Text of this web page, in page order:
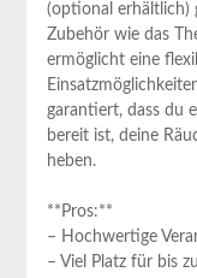
(optional erhältlich)​
Zubehör wie das
ermöglicht⁤ eine
garantiert, dass du
bereit ist, deine
heben.
**Pros:**
– Hochwertige
– Viel Platz für bis